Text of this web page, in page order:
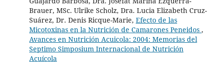
Brauer, MSc. Ulrike Scholz, Dra. Lucia Elizabeth Cruz-
Suárez, Dr. Denis Ricque-Marie, Efecto de las
Micotoxinas en la Nutrición de Camarones Peneidos ,
Avances en Nutrición Acuicola: 2004: Memorias del
Septimo Simposium Internacional de Nutrición
Acuícola